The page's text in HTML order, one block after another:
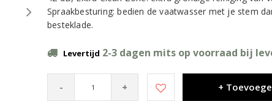
Spraakbesturing: bedien de vaatwasser met je stem
besteklade.
Levertijd 2-3 dagen mits op voorraad bij
- + +